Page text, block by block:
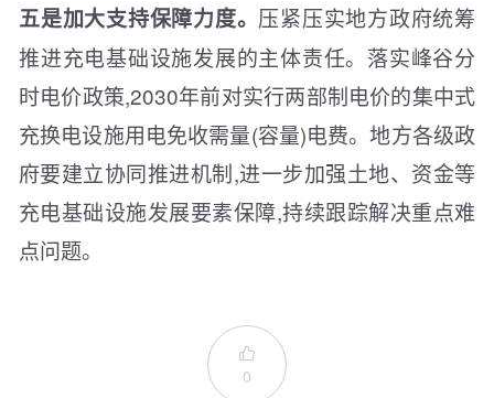
五是加大支持保障力度。 压紧压实地方政府统筹
推进充电基础设施发展的主体责任。落实峰谷分
时电价政策,2030年前对实行两部制电价的集中式
充换电设施用电免收需量(容量)电费。地方各级政
府要建立协同推进机制,进一步加强土地、资金等
充电基础设施发展要素保障,持续跟踪解决重点难
点问题。

0